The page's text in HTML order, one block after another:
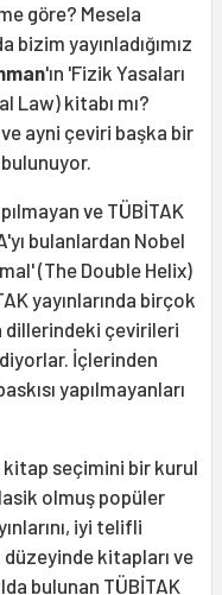
göre? Mesela
bizim yayınladığımız
'ın 'Fizik Yasaları
Law) kitabı mı?
ayni çeviri başka bir
bulunuyor.
ve TÜBİTAK
bulanlardan Nobel
(The Double Helix)
yayınlarında birçok
dillerindeki çevirileri
İçlerinden
yapılmayanları
kitap seçimini bir kurul
olmuş popüler
iyi telifli
kitapları ve
bulunan TÜBİTAK